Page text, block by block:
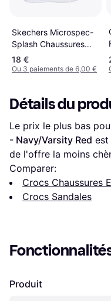
Skechers Microspec-
Splash Chaussures
Moyen Width -
Noir/Vert-Lime
18 €
Ou 3 paiements de 6,00 €
Détails du
Le prix le plus bas
- Navy/Varsity Red est
de l'offre la moins
Comparer:
Crocs Chaussures
Crocs Sandales
Produit